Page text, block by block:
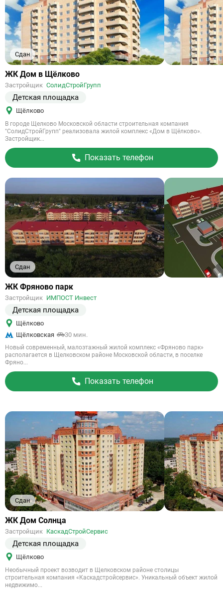
Сдан
Ссылка
объект
ЖК Дом в Щёлково
Застройщик СолидСтройГрупп
Детская площадка
Щёлково
В городе Щелково Московской области строительная компания
"СолидСтройГрупп" реализовала жилой комплекс «Дом в Щёлково».
Застройщик...
Показать телефон
Сдан
Ссылка
объект
ЖК Фряново парк
Застройщик ИМПОСТ Инвест
Детская площадка
Щёлково
Щёлковская
30 мин.
Новый современный, малоэтажный жилой комплекс «Фряново парк»
располагается в Щелковском районе Московской области, в поселке
Фряно...
Показать телефон
Сдан
Ссылка
объект
ЖК Дом Солнца
Застройщик КаскадСтройСервис
Детская площадка
Щёлково
Необычный проект возводит в Щелковском районе столицы
строительная компания «Каскадстройсервис». Уникальный объект жилой
недвижимо...